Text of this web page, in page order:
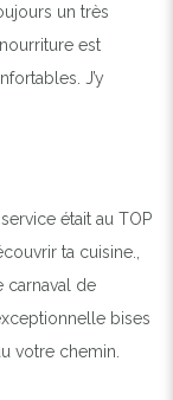
un très
est
J’y
était au TOP
ta cuisine.,
carnaval de
bises
votre chemin.